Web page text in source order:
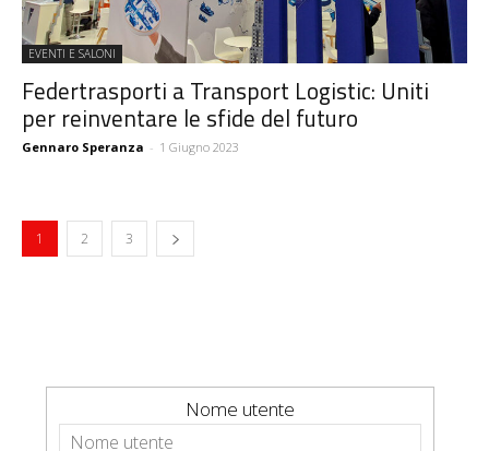
EVENTI E SALONI
Federtrasporti a Transport Logistic: Uniti
per reinventare le sfide del futuro
Gennaro Speranza - 1 Giugno 2023
1 2 3
Nome utente